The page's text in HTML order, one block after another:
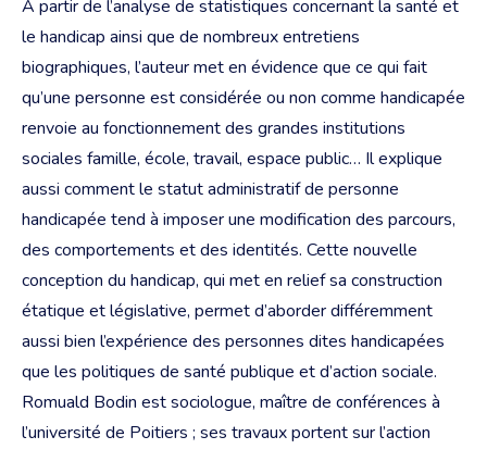
À partir de l’analyse de statistiques concernant la santé et
le handicap ainsi que de nombreux entretiens
biographiques, l’auteur met en évidence que ce qui fait
qu’une personne est considérée ou non comme handicapée
renvoie au fonctionnement des grandes institutions
sociales famille, école, travail, espace public… Il explique
aussi comment le statut administratif de personne
handicapée tend à imposer une modification des parcours,
des comportements et des identités. Cette nouvelle
conception du handicap, qui met en relief sa construction
étatique et législative, permet d’aborder différemment
aussi bien l’expérience des personnes dites handicapées
que les politiques de santé publique et d’action sociale.
Romuald Bodin est sociologue, maître de conférences à
l’université de Poitiers ; ses travaux portent sur l’action